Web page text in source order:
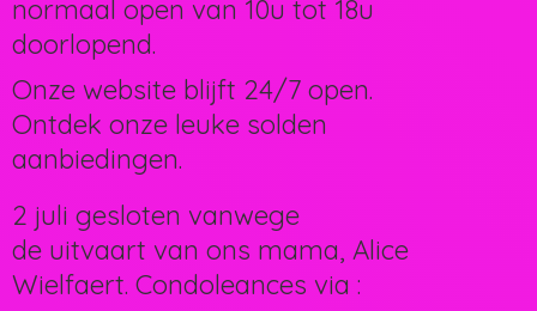
normaal open van 10u tot 18u
doorlopend.
Onze website blijft 24/7 open.
Ontdek onze leuke solden
aanbiedingen.
2 juli gesloten vanwege
de uitvaart van ons mama, Alice
Wielfaert. Condoleances via :